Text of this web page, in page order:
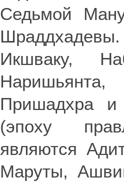
Седьмой
Шраддхадевы.
Икшваку,
Пришадхра и
(эпоху
являются
Маруты,